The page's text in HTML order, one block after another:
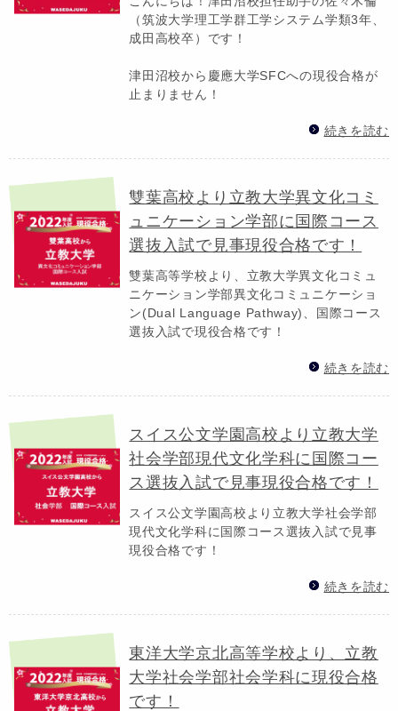
（筑波大学理工学群工学システム学類3年、
成田高校卒）です！
津田沼校から慶應大学SFCへの現役合格が
止まりません！
続きを読む
雙葉高校より立教大学異文化コミ
ュニケーション学部に国際コース
選抜入試で見事現役合格です！
雙葉高等学校より、立教大学異文化コミュ
ニケーション学部異文化コミュニケーショ
ン(Dual Language Pathway)、国際コース
選抜入試で現役合格です！
続きを読む
スイス公文学園高校より立教大学
社会学部現代文化学科に国際コー
ス選抜入試で見事現役合格です！
スイス公文学園高校より立教大学社会学部
現代文化学科に国際コース選抜入試で見事
現役合格です！
続きを読む
東洋大学京北高等学校より、立教
大学社会学部社会学科に現役合格
です！